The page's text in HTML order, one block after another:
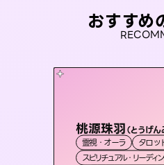
おすすめ
桃源珠羽（とうげん
霊視・オーラ
タロッ
スピリチュアル・リーディ
アイリス -
西洋占星術 タ
ルーン
彗望（すい
霊視・オー
おう
霊視・
セ
霊